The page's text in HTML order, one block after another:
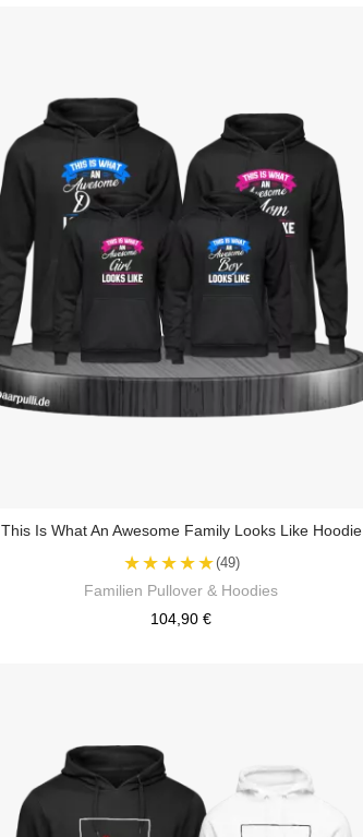
This Is What An Awesome Family Looks Like Hoodie
★★★★★(49)
Familien Pullover & Hoodies
104,90 €